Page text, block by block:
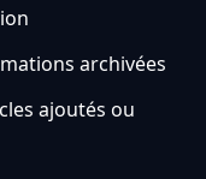
archivées
ajoutés ou